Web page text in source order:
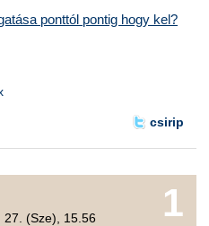
ponttól pontig hogy kel?
csirip
1
27. (Sze), 15.56